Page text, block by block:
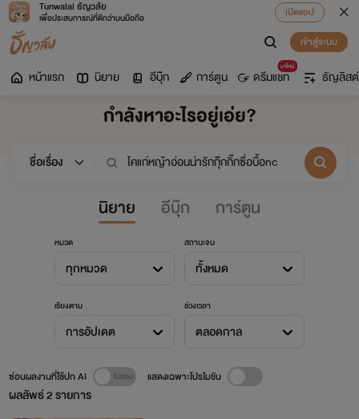
Tunwalai ธัญวลัย
เพื่อประสบการณ์ที่ดีกว่าบนมือถือ
เปิดแอป
เข้าสู่ระบบ
หน้าแรก นิยาย อีบุ๊ก การ์ตูน
มาใหม่
ดรีมแชท ธัญลิสต์
กำลังหาอะไรอยู่เอ่ย?
นิยาย อีบุ๊ก การ์ตูน
หมวด
ทุกหมวด
สถานะจบ
ทั้งหมด
เรียงตาม
การอัปเดต
ช่วงเวลา
ตลอดกาล
ผลลัพธ์2รายการ
ซ่อนผลงานที่ใช้ปก AI แสดงเฉพาะโปรโมชัน